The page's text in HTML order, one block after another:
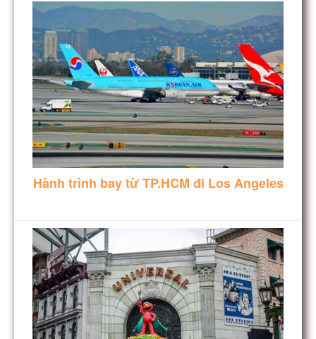
Hành trình bay từ TP.HCM đi Los Angeles